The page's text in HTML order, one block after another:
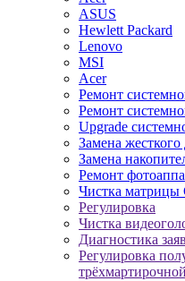
ASUS
Hewlett Packard
Lenovo
MSI
Acer
Ремонт
Ремонт
Upgrade
Замена жесткого
Замена
Ремонт
Чистка матрицы
Регулировка
Чистка
Диагностика
Регулировка